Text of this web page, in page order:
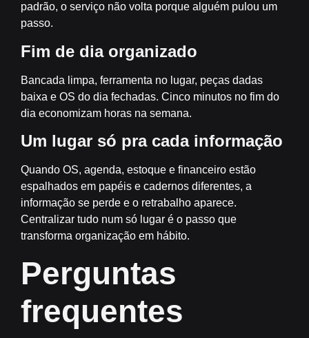
padrão, o serviço não volta porque alguém pulou um
passo.
Fim de dia organizado
Bancada limpa, ferramenta no lugar, peças dadas
baixa e OS do dia fechadas. Cinco minutos no fim do
dia economizam horas na semana.
Um lugar só pra cada informação
Quando OS, agenda, estoque e financeiro estão
espalhados em papéis e cadernos diferentes, a
informação se perde e o retrabalho aparece.
Centralizar tudo num só lugar é o passo que
transforma organização em hábito.
Perguntas
frequentes